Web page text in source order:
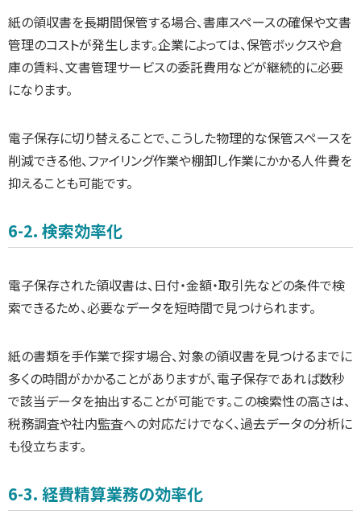
紙の領収書を長期間保管する場合、書庫スペースの確保や文書
管理のコストが発生します。企業によっては、保管ボックスや倉
庫の賃料、文書管理サービスの委託費用などが継続的に必要
になります。
電子保存に切り替えることで、こうした物理的な保管スペースを
削減できる他、ファイリング作業や棚卸し作業にかかる人件費を
抑えることも可能です。
6-2. 検索効率化
電子保存された領収書は、日付・金額・取引先などの条件で検
索できるため、必要なデータを短時間で見つけられます。
紙の書類を手作業で探す場合、対象の領収書を見つけるまでに
多くの時間がかかることがありますが、電子保存であれば数秒
で該当データを抽出することが可能です。この検索性の高さは、
税務調査や社内監査への対応だけでなく、過去データの分析に
も役立ちます。
6-3. 経費精算業務の効率化